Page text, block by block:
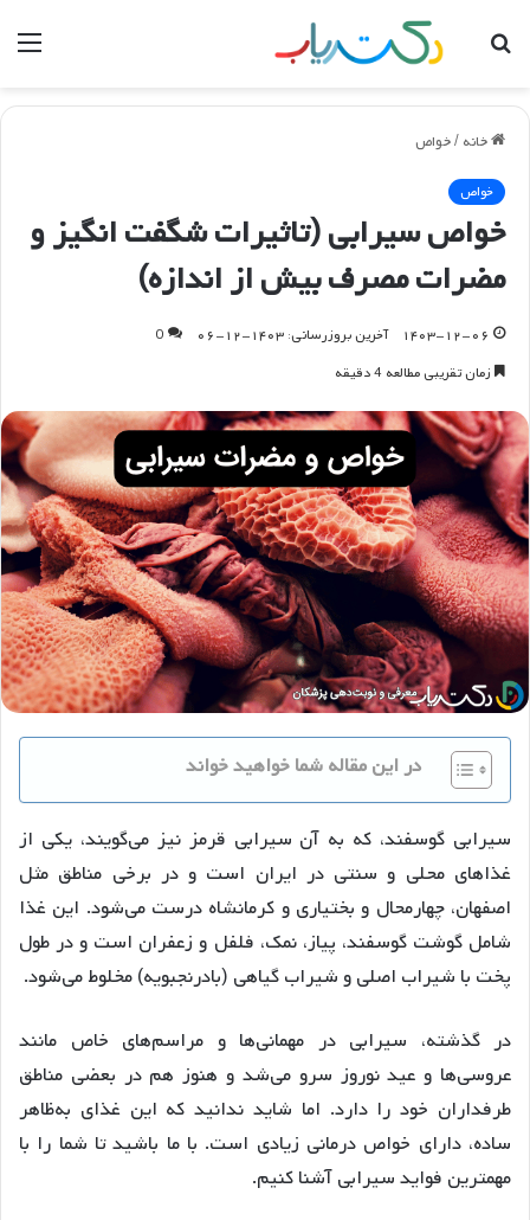
جستجو
خانه /خواص
خواص
خواص سیرابی (تاثیرات شگفت انگیز و
مضرات مصرف بیش از اندازه)
۱۴۰۳-۱۲-۰۶ آخرین بروزرسانی: ۱۴۰۳-۱۲-۰۶
0
زمان تقریبی مطالعه 4 دقیقه
در این مقاله شما خواهید خواند
سیرابی گوسفند، که به آن سیرابی قرمز نیز می‌گویند، یکی از
غذاهای محلی و سنتی در ایران است و در برخی مناطق مثل
اصفهان، چهارمحال و بختیاری و کرمانشاه درست می‌شود. این غذا
شامل گوشت گوسفند، پیاز، نمک، فلفل و زعفران است و در طول
پخت با شیراب اصلی و شیراب گیاهی (بادرنجبویه) مخلوط می‌شود.
در گذشته، سیرابی در مهمانی‌ها و مراسم‌های خاص مانند
عروسی‌ها و عید نوروز سرو می‌شد و هنوز هم در بعضی مناطق
طرفداران خود را دارد. اما شاید ندانید که این غذای به‌ظاهر
ساده، دارای خواص درمانی زیادی است. با ما باشید تا شما را با
مهمترین فواید سیرابی آشنا کنیم.